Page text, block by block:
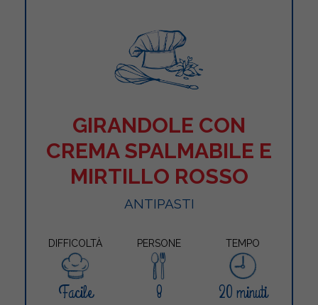
GIRANDOLE CON
CREMA SPALMABILE E
MIRTILLO ROSSO
ANTIPASTI
DIFFICOLTÀ PERSONE TEMPO
Facile 8 20 minuti